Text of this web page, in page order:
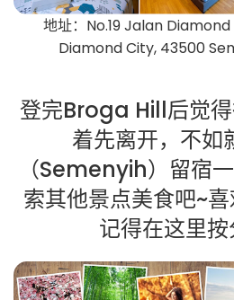
地址：No.19 Jalan
Diamond City, 43500
登完Broga Hill后觉
着先离开，不如
（Semenyih）留宿
索其他景点美食吧~喜
记得在这里